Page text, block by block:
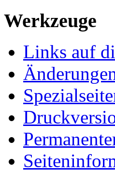
Werkzeuge
Links auf